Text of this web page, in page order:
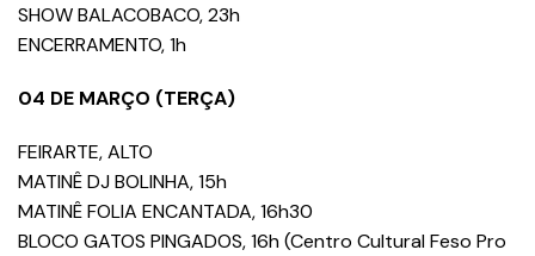
SHOW BALACOBACO, 23h
ENCERRAMENTO, 1h
04 DE MARÇO (TERÇA)
FEIRARTE, ALTO
MATINÊ DJ BOLINHA, 15h
MATINÊ FOLIA ENCANTADA, 16h30
BLOCO GATOS PINGADOS, 16h (Centro Cultural Feso Pro